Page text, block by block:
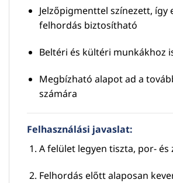
Jelzőpigmenttel színezett, így
felhordás biztosítható
Beltéri és kültéri munkákhoz
Megbízható alapot ad a
számára
Felhasználási javaslat:
A felület legyen tiszta, por- és
Felhordás előtt alaposan